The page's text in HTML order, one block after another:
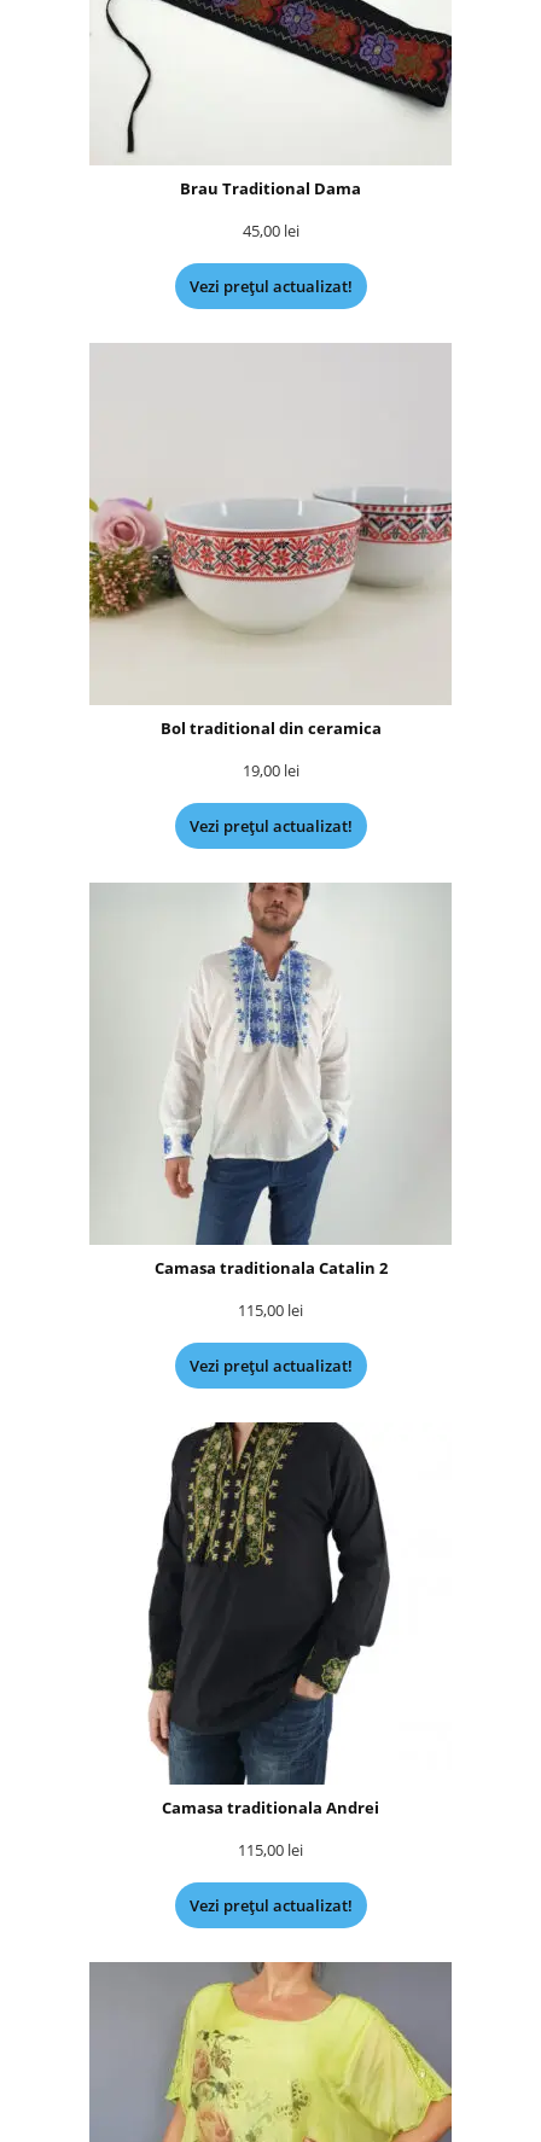
Brau Traditional Dama
45,00 lei
Vezi prețul actualizat!
Bol traditional din ceramica
19,00 lei
Vezi prețul actualizat!
Camasa traditionala Catalin 2
115,00 lei
Vezi prețul actualizat!
Camasa traditionala Andrei
115,00 lei
Vezi prețul actualizat!